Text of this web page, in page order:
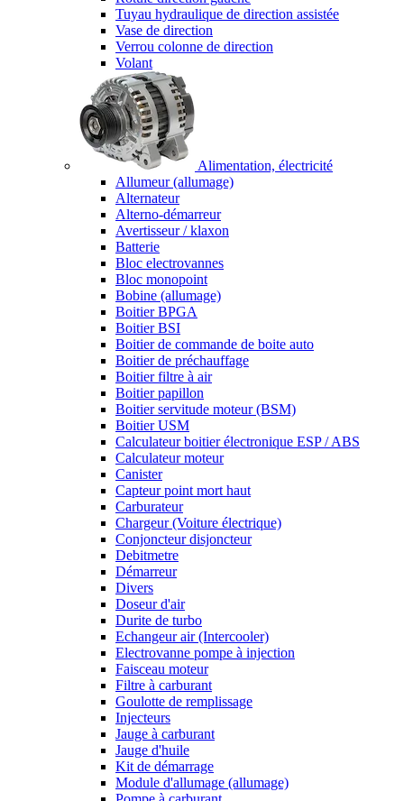
Tuyau hydraulique de direction assistée
Vase de direction
Verrou colonne de direction
Volant
Alimentation, électricité
Allumeur (allumage)
Alternateur
Alterno-démarreur
Avertisseur / klaxon
Batterie
Bloc electrovannes
Bloc monopoint
Bobine (allumage)
Boitier BPGA
Boitier BSI
Boitier de commande de boite auto
Boitier de préchauffage
Boitier filtre à air
Boitier papillon
Boitier servitude moteur (BSM)
Boitier USM
Calculateur boitier électronique ESP / ABS
Calculateur moteur
Canister
Capteur point mort haut
Carburateur
Chargeur (Voiture électrique)
Conjoncteur disjoncteur
Debitmetre
Démarreur
Divers
Doseur d'air
Durite de turbo
Echangeur air (Intercooler)
Electrovanne pompe à injection
Faisceau moteur
Filtre à carburant
Goulotte de remplissage
Injecteurs
Jauge à carburant
Jauge d'huile
Kit de démarrage
Module d'allumage (allumage)